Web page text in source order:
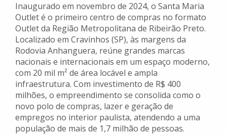
Inaugurado em novembro de 2024, o Santa Maria
Outlet é o primeiro centro de compras no formato
Outlet da Região Metropolitana de Ribeirão Preto.
Localizado em Cravinhos (SP), às margens da
Rodovia Anhanguera, reúne grandes marcas
nacionais e internacionais em um espaço moderno,
com 20 mil m² de área locável e ampla
infraestrutura. Com investimento de R$ 400
milhões, o empreendimento se consolida como o
novo polo de compras, lazer e geração de
empregos no interior paulista, atendendo a uma
população de mais de 1,7 milhão de pessoas.